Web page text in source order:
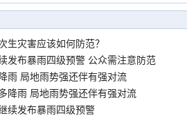
堤岸见证汛况
生灾害应该如何防范？
发布暴雨四级预警 公众需注意防范
雨 局地雨势强还伴有强对流
降雨 局地雨势强还伴有强对流
续发布暴雨四级预警